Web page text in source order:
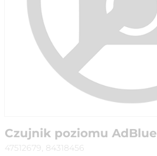
Czujnik poziomu AdBlue
47512679, 84318456